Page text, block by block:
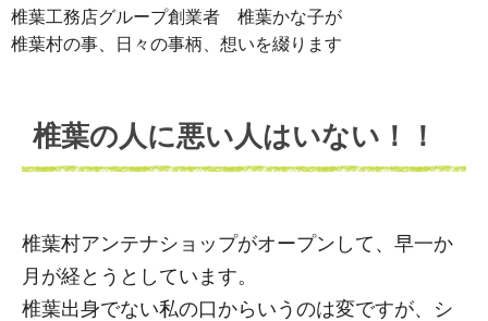
椎葉工務店グループ創業者 椎葉かな子が
椎葉村の事、日々の事柄、想いを綴ります
椎葉の人に悪い人はいない！！
椎葉村アンテナショップがオープンして、早一か
月が経とうとしています。
椎葉出身でない私の口からいうのは変ですが、シ